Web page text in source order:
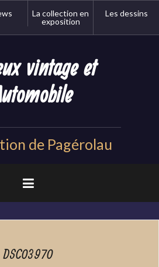
La collection en
exposition
Les dessins
vintage et
de Pagérolau
DSC03970